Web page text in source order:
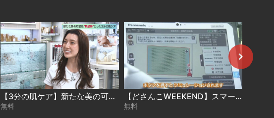
【3分の肌ケア】新たな美の可能性“肌姿勢”【どさんこWEEKEND】
無料
【どさんこWEEKEND】スマート農業
無料